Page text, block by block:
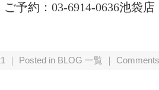
予約：03-6914-0636池袋店
｜ Posted in BLOG 一覧 ｜